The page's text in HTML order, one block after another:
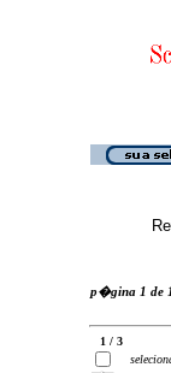
p�gina 1 de
1 / 3